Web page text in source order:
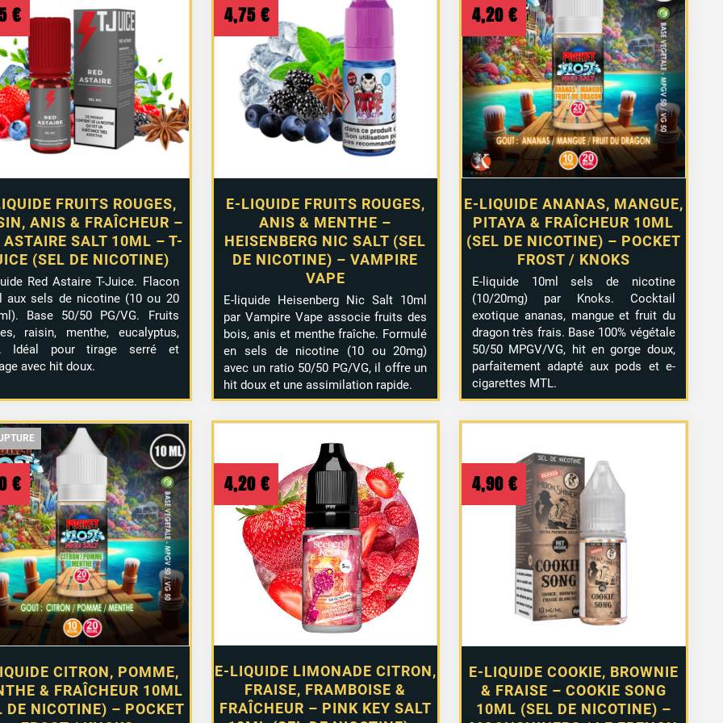
plus
ancien
FRUITS ROUGES,
ANIS & FRAÎCHEUR –
ASTAIRE SALT 10ML – T-
(SEL DE NICOTINE)
€
Red Astaire T-Juice. Flacon
aux sels de nicotine (10 ou 20
Base 50/50 PG/VG. Fruits
raisin, menthe, eucalyptus,
Idéal pour tirage serré et
avec hit doux.
E-LIQUIDE FRUITS ROUGES,
ANIS & MENTHE –
HEISENBERG NIC SALT (SEL
DE NICOTINE) – VAMPIRE
VAPE
4,75 €
E-liquide Heisenberg Nic Salt 10ml
par Vampire Vape associe fruits des
bois, anis et menthe fraîche. Formulé
en sels de nicotine (10 ou 20mg)
avec un ratio 50/50 PG/VG, il offre un
hit doux et une assimilation rapide.
E-LIQUIDE ANANAS, MANGUE,
PITAYA & FRAÎCHEUR 10ML
(SEL DE NICOTINE) – POCKET
FROST / KNOKS
4,20€
E-liquide 10ml sels de nicotine
(10/20mg) par Knoks. Cocktail
exotique ananas, mangue et fruit du
dragon très frais. Base 100% végétale
50/50 MPGV/VG, hit en gorge doux,
parfaitement adapté aux pods et e-
cigarettes MTL.
CITRON, POMME,
& FRAÎCHEUR 10ML
DE NICOTINE) – POCKET
€
E-LIQUIDE LIMONADE CITRON,
FRAISE, FRAMBOISE &
FRAÎCHEUR – PINK KEY SALT
4,20 €
E-LIQUIDE COOKIE, BROWNIE
& FRAISE – COOKIE SONG
10ML (SEL DE NICOTINE) –
4,90€